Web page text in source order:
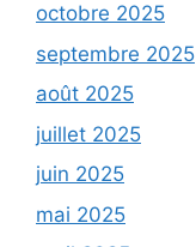
octobre 2025
septembre 2025
août 2025
juillet 2025
juin 2025
mai 2025